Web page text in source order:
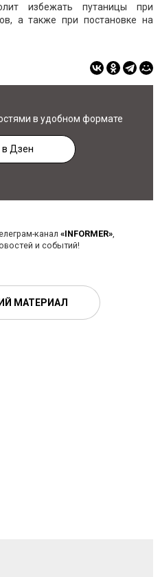
избежать путаницы при
а также при постановке на
в удобном формате
в Дзен
канал «INFORMER»,
и событий!
МАТЕРИАЛ